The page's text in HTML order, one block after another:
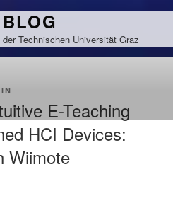
Technischen Universität Graz
E-Teaching
HCI Devices:
Wiimote